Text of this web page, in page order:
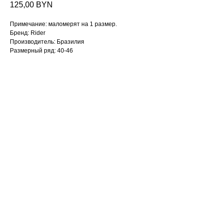
125,00 BYN
Примечание: маломерят на 1 размер.
Бренд: Rider
Производитель: Бразилия
Размерный ряд: 40-46